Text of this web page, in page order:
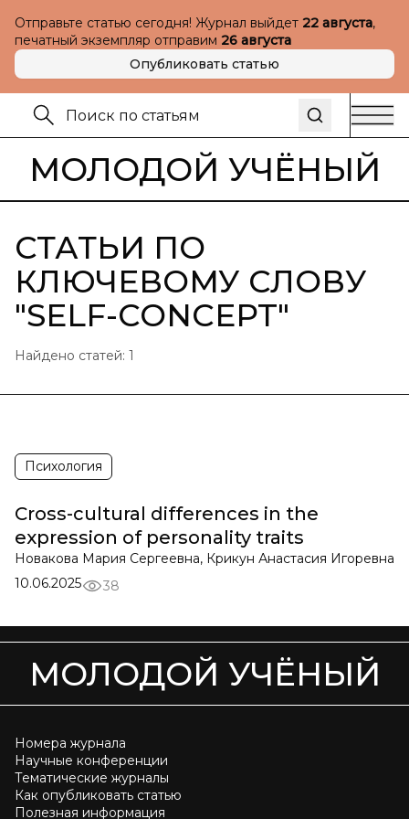
Отправьте статью сегодня! Журнал выйдет 22 августа,
печатный экземпляр отправим 26 августа
Опубликовать статью
МОЛОДОЙ УЧЁНЫЙ
СТАТЬИ ПО
КЛЮЧЕВОМУ СЛОВУ
"SELF-CONCEPT"
Найдено статей: 1
Психология
Cross-cultural differences in the
expression of personality traits
Новакова Мария Сергеевна, Крикун Анастасия Игоревна
10.06.2025
38
МОЛОДОЙ УЧЁНЫЙ
Номера журнала
Научные конференции
Тематические журналы
Как опубликовать статью
Полезная информация